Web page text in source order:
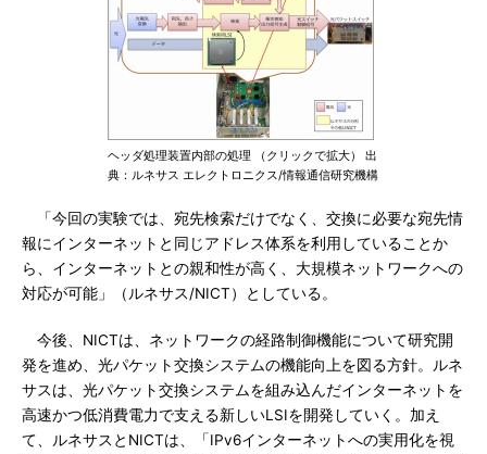
ヘッダ処理装置内部の処理 （クリックで拡大） 出
典：ルネサス エレクトロニクス/情報通信研究機構
「今回の実験では、宛先検索だけでなく、交換に必要な宛先情
報にインターネットと同じアドレス体系を利用していることか
ら、インターネットとの親和性が高く、大規模ネットワークへの
対応が可能」（ルネサス/NICT）としている。
今後、NICTは、ネットワークの経路制御機能について研究開
発を進め、光パケット交換システムの機能向上を図る方針。ルネ
サスは、光パケット交換システムを組み込んだインターネットを
高速かつ低消費電力で支える新しいLSIを開発していく。加え
て、ルネサスとNICTは、「IPv6インターネットへの実用化を視